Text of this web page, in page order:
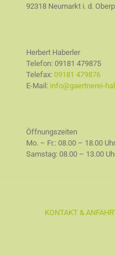
92318 Neumarkt i. d.
Herbert Haberler
Telefon: 09181 479875
Telefax: 09181 479876
E-Mail: info@gaertnerei-
Öffnungszeiten
Mo. – Fr.: 08.00 – 18.00 Uhr
Samstag: 08.00 – 13.00
KONTAKT &